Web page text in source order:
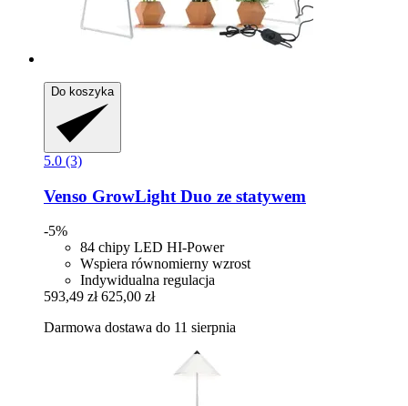
Do koszyka
5.0 (3)
Venso GrowLight Duo ze statywem
-5%
84 chipy LED HI-Power
Wspiera równomierny wzrost
Indywidualna regulacja
593,49 zł 625,00 zł
Darmowa dostawa do 11 sierpnia